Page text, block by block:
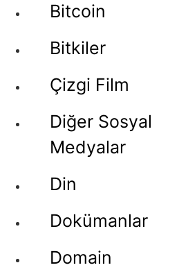
Bitcoin
Bitkiler
Çizgi Film
Diğer Sosyal
Medyalar
Din
Dokümanlar
Domain